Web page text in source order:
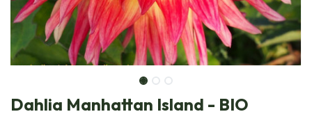
Dahlia Manhattan Island - BIO